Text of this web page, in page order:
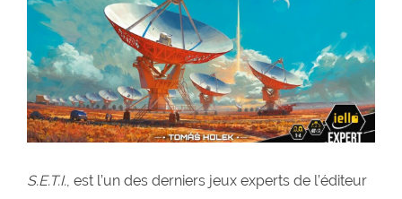
S.E.T.I., est l’un des derniers jeux experts de l’éditeur